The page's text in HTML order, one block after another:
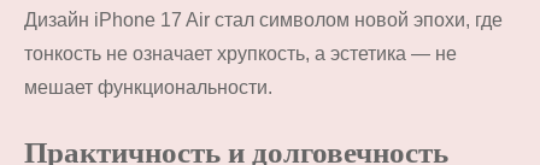
Дизайн iPhone 17 Air стал символом новой эпохи, где
тонкость не означает хрупкость, а эстетика — не
мешает функциональности.
Практичность и долговечность